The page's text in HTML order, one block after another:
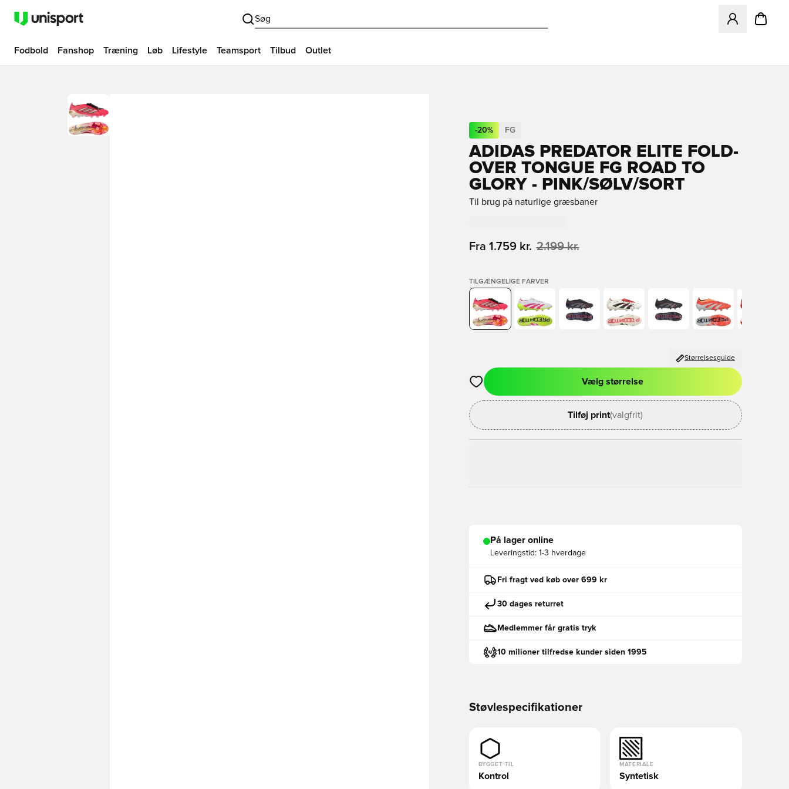
Søg
Åbner en
Fodbold Fanshop Træning Løb Lifestyle Teamsport Tilbud Outlet
-20% FG
ADIDAS PREDATOR ELITE FOLD-
OVER TONGUE FG ROAD TO
GLORY - PINK/SØLV/SORT
Til brug på naturlige græsbaner
Fra 1.759 kr. 2.199 kr.
TILGÆNGELIGE FARVER
Størrelsesguide
Åbner en Modal til at logge ind eller tilmelde dig som medlem
Vælg størrelse
Tilføj print(valgfrit)
På lager online
Leveringstid: 1-3 hverdage
Fri fragt ved køb over 699 kr
30 dages returret
Medlemmer får gratis tryk
10 milioner tilfredse kunder siden 1995
Støvlespecifikationer
BYGGET TIL
Kontrol
MATERIALE
Syntetisk